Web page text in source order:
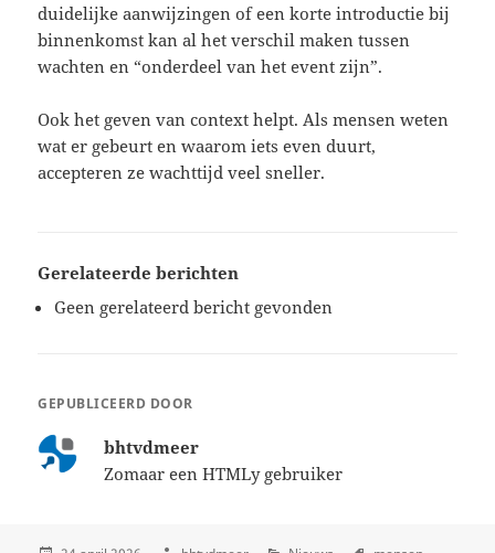
duidelijke aanwijzingen of een korte introductie bij
binnenkomst kan al het verschil maken tussen
wachten en “onderdeel van het event zijn”.
Ook het geven van context helpt. Als mensen weten
wat er gebeurt en waarom iets even duurt,
accepteren ze wachttijd veel sneller.
Gerelateerde berichten
Geen gerelateerd bericht gevonden
GEPUBLICEERD DOOR
bhtvdmeer
Zomaar een HTMLy gebruiker